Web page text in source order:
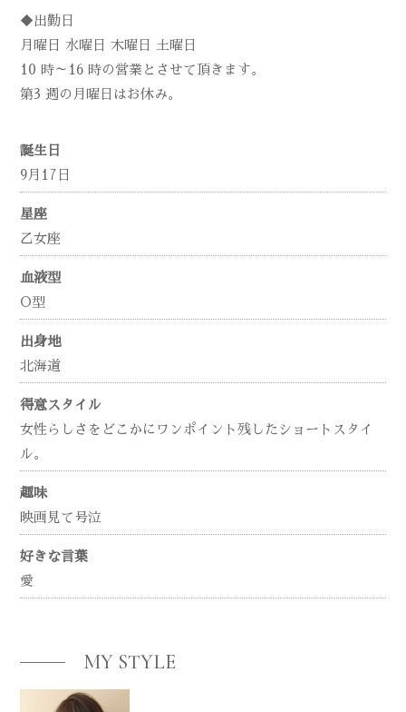
◆出勤日
月曜日 水曜日 木曜日 土曜日
10 時～16 時の営業とさせて頂きます。
第3 週の月曜日はお休み。
誕生日
9月17日
星座
乙女座
血液型
O型
出身地
北海道
得意スタイル
女性らしさをどこかにワンポイント残したショートスタイ
ル。
趣味
映画見て号泣
好きな言葉
愛
MY STYLE